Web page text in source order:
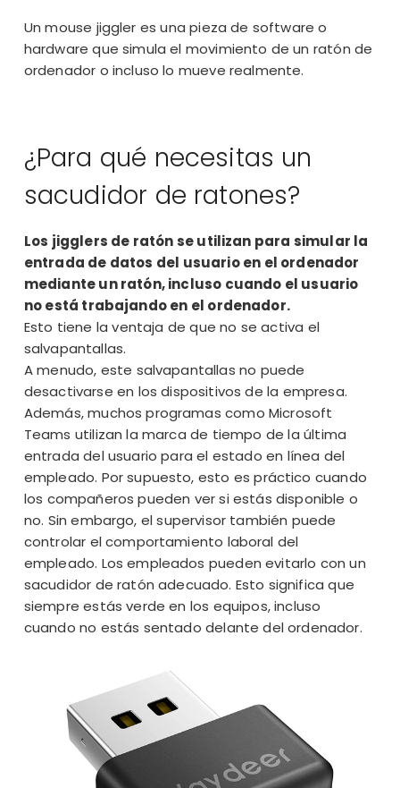
Un mouse jiggler es una pieza de software o
hardware que simula el movimiento de un ratón de
ordenador o incluso lo mueve realmente.
¿Para qué necesitas un
sacudidor de ratones?
Los jigglers de ratón se utilizan para simular la
entrada de datos del usuario en el ordenador
mediante un ratón, incluso cuando el usuario
no está trabajando en el ordenador.
Esto tiene la ventaja de que no se activa el
salvapantallas.
A menudo, este salvapantallas no puede
desactivarse en los dispositivos de la empresa.
Además, muchos programas como Microsoft
Teams utilizan la marca de tiempo de la última
entrada del usuario para el estado en línea del
empleado. Por supuesto, esto es práctico cuando
los compañeros pueden ver si estás disponible o
no. Sin embargo, el supervisor también puede
controlar el comportamiento laboral del
empleado. Los empleados pueden evitarlo con un
sacudidor de ratón adecuado. Esto significa que
siempre estás verde en los equipos, incluso
cuando no estás sentado delante del ordenador.